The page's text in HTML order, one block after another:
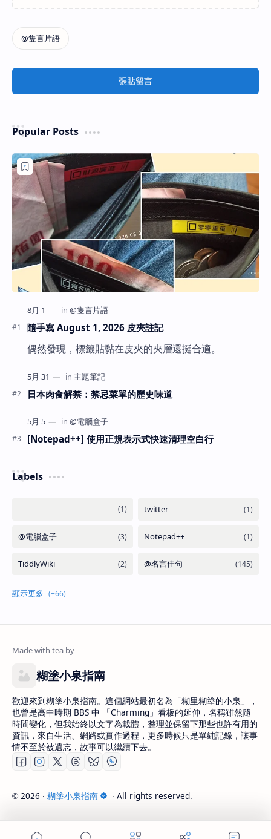
張貼留言
Popular Posts
隨手寫 August 1, 2026 皮夾註記
偶然發現，標籤貼黏在皮夾的夾層還挺合適。
日本肉食解禁：禁忌菜單的歷史味道
[Notepad++] 使用正規表示式快速清理空白行
Labels
糊塗小泉指南
歡迎來到糊塗小泉指南。這個網站最初名為「糊里糊塗的小泉」，
也曾是高中時期 BBS 中 「Charming」看板的延伸，名稱雖然隨
時間變化，但我始終以文字為載體，整理並保留下那些也許有用的
資訊，來自生活、網路或實作過程，更多時候只是單純記錄，讓事
情不至於被遺忘，故事可以繼續下去。
© 2026 ‧ 糊塗小泉指南 ‧ All rights reserved.